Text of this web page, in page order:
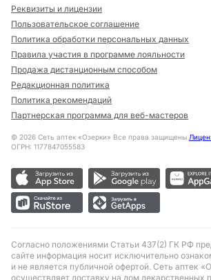
Реквизиты и лицензии
Пользовательское соглашение
Политика обработки персональных данных
Правила участия в программе лояльности
Продажа дистанционным способом
Редакционная политика
Политика рекомендаций
Партнерская программа для веб-мастеров
© 2026 Сеть аптек «Озерки» Все права защищены
ОГРН: 1177847055583
Согласно положениями Статьи 437(2) ГК РФ
сайте информация носит исключительно
и не является публичной офертой. Сеть аптек
осуществляет доставку на дом лекарственных